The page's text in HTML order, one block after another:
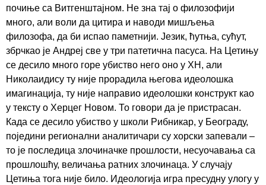
почиње са Витгенштајном. Не зна тај о филозофији
много, али воли да цитира и наводи мишљења
филозофа, да би испао паметнији. Језик, ћутња, сућут,
збрчкао је Андреј све у три патетична пасуса. На Цетињу
се десило много горе убиство него оно у ХН, али
Николаидису ту није прорадила његова идеолошка
имагинација, ту није направио идеолошки конструкт као
у тексту о Херцег Новом. То говори да је пристрасан.
Када се десило убиство у школи Рибникар, у Београду,
поједини регионални аналитичари су хорски запевали –
то је последица злочиначке прошлости, несуочавања са
прошлошћу, величања ратних злочинаца. У случају
Цетиња тога није било. Идеологија игра пресудну улогу у